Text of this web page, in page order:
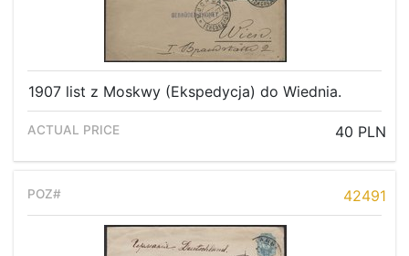
1907 list z Moskwy (Ekspedycja) do Wiednia.
40 PLN
42491